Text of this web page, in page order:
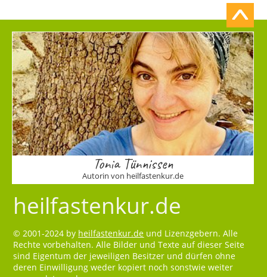
Tonia Tünnissen
Autorin von heilfastenkur.de
heilfastenkur.de
© 2001-2024 by heilfastenkur.de und Lizenzgebern. Alle
Rechte vorbehalten. Alle Bilder und Texte auf dieser Seite
sind Eigentum der jeweiligen Besitzer und dürfen ohne
deren Einwilligung weder kopiert noch sonstwie weiter